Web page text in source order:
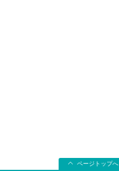
ページトップへ